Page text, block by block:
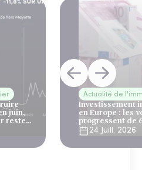
juin,
restent
Actualité de
Investissement
en Europe : les
progressent de
24 Juill. 2026